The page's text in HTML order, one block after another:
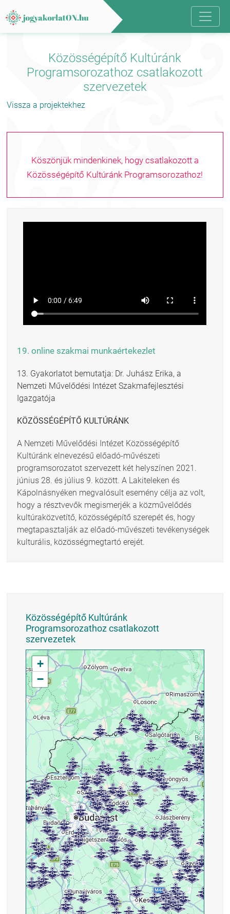
Közösségépítő Kultúránk
Programsorozathoz csatlakozott
szervezetek
Vissza a projektekhez
Köszönjük mindenkinek, hogy csatlakozott a
Közösségépítő Kultúránk Programsorozathoz!
19. online szakmai munkaértekezlet
13. Gyakorlatot bemutatja: Dr. Juhász Erika, a
Nemzeti Művelődési Intézet Szakmafejlesztési
Igazgatója
KÖZÖSSÉGÉPÍTŐ KULTÚRÁNK
A Nemzeti Művelődési Intézet Közösségépítő
Kultúránk elnevezésű előadó-művészeti
programsorozatot szervezett két helyszínen 2021.
június 28. és július 9. között. A Lakiteleken és
Kápolnásnyéken megvalósult esemény célja az volt,
hogy a résztvevők megismerjék a közművelődés
kultúraközvetítő, közösségépítő szerepét és, hogy
megtapasztalják az előadó-művészeti tevékenységek
kulturális, közösségmegtartó erejét.
Közösségépítő Kultúránk
Programsorozathoz csatlakozott
szervezetek
+
−